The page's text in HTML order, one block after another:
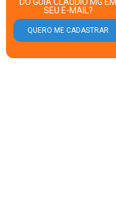
SEU E-MAIL?